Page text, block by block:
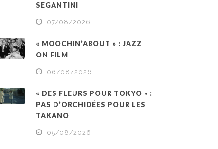
SEGANTINI
07/08/2026
« MOOCHIN’ABOUT » : JAZZ
ON FILM
06/08/2026
« DES FLEURS POUR TOKYO » :
PAS D’ORCHIDÉES POUR LES
TAKANO
05/08/2026